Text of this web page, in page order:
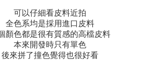
可以仔細看皮料近拍
全色系均是採用進口皮料
顏色都是很有質感的高檔皮料
本來開發時只有單色
後來拼了撞色覺得也很好看